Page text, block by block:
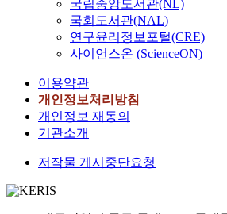
국립중앙도서관(NL)
국회도서관(NAL)
연구윤리정보포털(CRE)
사이언스온 (ScienceON)
이용약관
개인정보처리방침
개인정보 재동의
기관소개
저작물 게시중단요청